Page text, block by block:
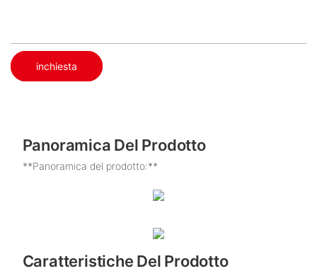
inchiesta
Panoramica Del Prodotto
**Panoramica del prodotto:**
Caratteristiche Del Prodotto